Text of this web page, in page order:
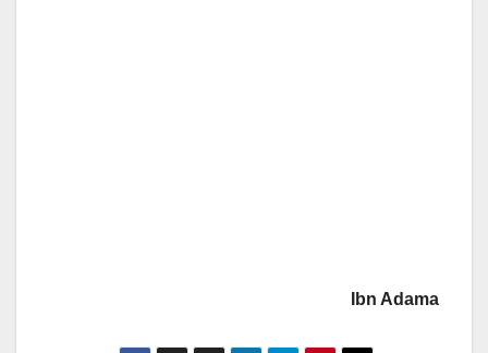
Ibn Adama